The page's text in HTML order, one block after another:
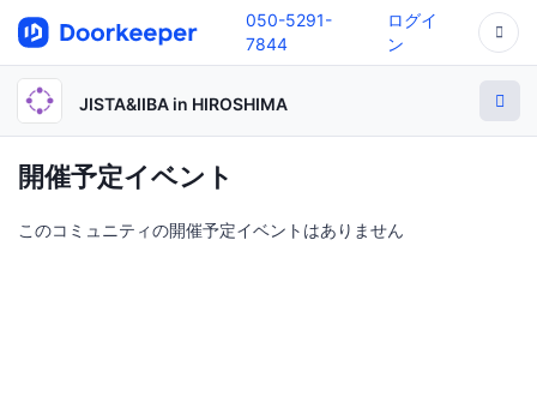
050-5291-
7844
ログイ
ン
JISTA&IIBA in HIROSHIMA
開催予定イベント
このコミュニティの開催予定イベントはありません